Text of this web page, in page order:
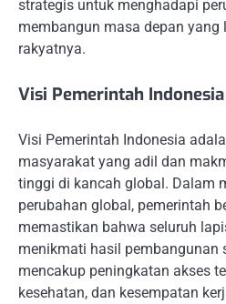
strategis untuk menghadapi
membangun masa depan yang
rakyatnya.
Visi Pemerintah Indonesia
Visi Pemerintah Indonesia
masyarakat yang adil dan
tinggi di kancah global. Dalam
perubahan global, pemerintah
memastikan bahwa seluruh
menikmati hasil pembangunan
mencakup peningkatan akses
kesehatan, dan kesempatan